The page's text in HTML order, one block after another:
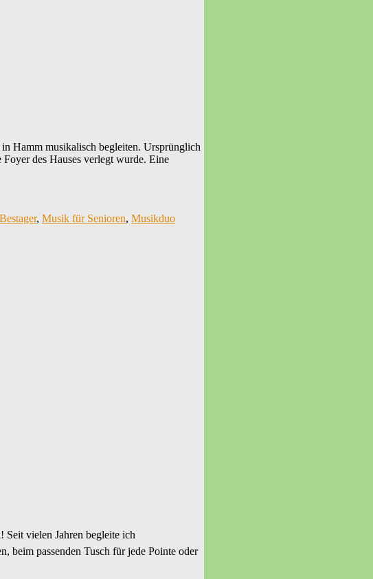
Hamm musikalisch begleiten. Ursprünglich
des Hauses verlegt wurde. Eine
, Musik für Senioren, Musikduo
vielen Jahren begleite ich
beim passenden Tusch für jede Pointe oder